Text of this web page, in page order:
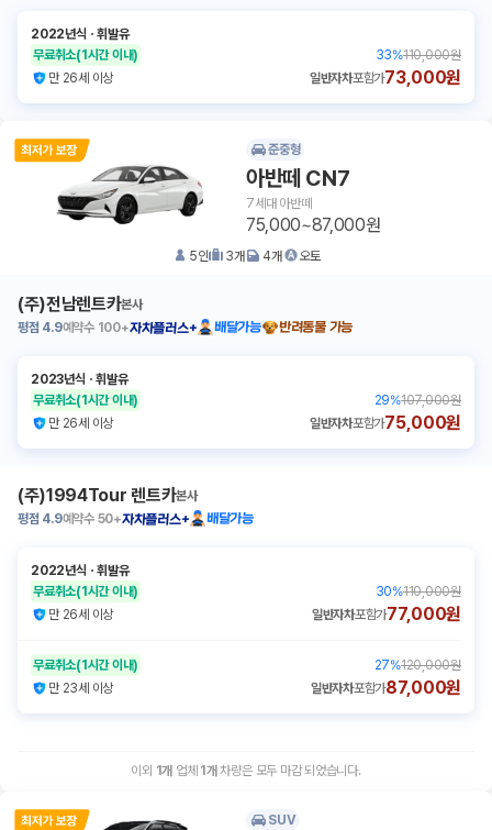
2022년식 ㆍ휘발유
무료취소(1시간 이내) 33%110,000원
만 26세 이상
일반자차포함가73,000원
준중형
아반떼 CN7
7세대 아반떼
75,000~87,000원
5인 3개 4개 오토
(주)전남렌트카본사
평점 4.9예약수 100+자차플러스+ 배달가능 반려동물 가능
2023년식 ㆍ휘발유
무료취소(1시간 이내) 29%107,000원
만 26세 이상
일반자차포함가75,000원
(주)1994Tour 렌트카본사
평점 4.9예약수 50+자차플러스+ 배달가능
2022년식 ㆍ휘발유
무료취소(1시간 이내) 30%110,000원
만 26세 이상
일반자차포함가77,000원
무료취소(1시간 이내) 27%120,000원
만 23세 이상
일반자차포함가87,000원
이외 1개 업체 1 개 차량은 모두 마감 되었습니다.
SUV